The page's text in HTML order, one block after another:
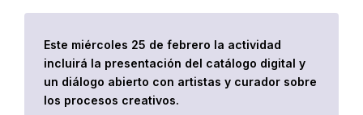
Este miércoles 25 de febrero la actividad
incluirá la presentación del catálogo digital y
un diálogo abierto con artistas y curador sobre
los procesos creativos.